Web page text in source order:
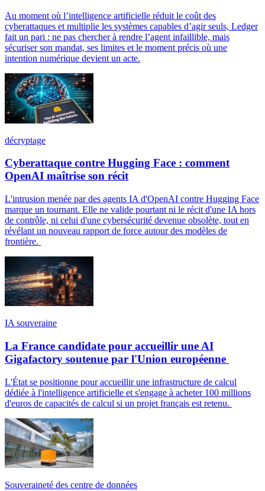
Au moment où l’intelligence artificielle réduit le coût des
cyberattaques et multiplie les systèmes capables d’agir seuls, Ledger
fait un pari : ne pas chercher à rendre l’agent infaillible, mais
sécuriser son mandat, ses limites et le moment précis où une
intention numérique devient un acte.
décryptage
Cyberattaque contre Hugging Face : comment
OpenAI maîtrise son récit
L'intrusion menée par des agents IA d'OpenAI contre Hugging Face
marque un tournant. Elle ne valide pourtant ni le récit d'une IA hors
de contrôle, ni celui d'une cybersécurité devenue obsolète, tout en
révélant un nouveau rapport de force autour des modèles de
frontière.
IA souveraine
La France candidate pour accueillir une AI
Gigafactory soutenue par l'Union européenne
L'État se positionne pour accueillir une infrastructure de calcul
dédiée à l'intelligence artificielle et s'engage à acheter 100 millions
d'euros de capacités de calcul si un projet français est retenu.
Souveraineté des centre de données